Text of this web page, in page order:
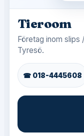
Tieroom
Företag inom slips
Tyresö.
☎ 018-4445608